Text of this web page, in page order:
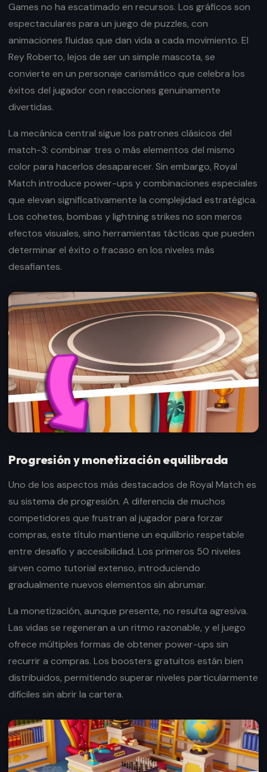
Games no ha escatimado en recursos. Los gráficos son
espectaculares para un juego de puzzles, con
animaciones fluidas que dan vida a cada movimiento. El
Rey Roberto, lejos de ser un simple mascota, se
convierte en un personaje carismático que celebra los
éxitos del jugador con reacciones genuinamente
divertidas.
La mecánica central sigue los patrones clásicos del
match-3: combinar tres o más elementos del mismo
color para hacerlos desaparecer. Sin embargo, Royal
Match introduce power-ups y combinaciones especiales
que elevan significativamente la complejidad estratégica.
Los cohetes, bombas y lightning strikes no son meros
efectos visuales, sino herramientas tácticas que pueden
determinar el éxito o fracaso en los niveles más
desafiantes.
Progresión y monetización equilibrada
Uno de los aspectos más destacados de Royal Match es
su sistema de progresión. A diferencia de muchos
competidores que frustran al jugador para forzar
compras, este título mantiene un equilibrio respetable
entre desafío y accesibilidad. Los primeros 50 niveles
sirven como tutorial extenso, introduciendo
gradualmente nuevos elementos sin abrumar.
La monetización, aunque presente, no resulta agresiva.
Las vidas se regeneran a un ritmo razonable, y el juego
ofrece múltiples formas de obtener power-ups sin
recurrir a compras. Los boosters gratuitos están bien
distribuidos, permitiendo superar niveles particularmente
difíciles sin abrir la cartera.